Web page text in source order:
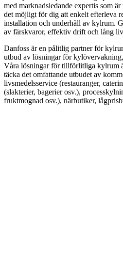
med marknadsledande expertis som
det möjligt för dig att enkelt efterleva
installation och underhåll av kylrum.
av färskvaror, effektiv drift och lång
Danfoss är en pålitlig partner för
utbud av lösningar för
Våra lösningar för tillförlitliga kylrum
täcka det omfattande utbudet av
livsmedelsservice (restauranger,
(slakterier, bagerier osv.),
fruktmognad osv.), närbutiker,